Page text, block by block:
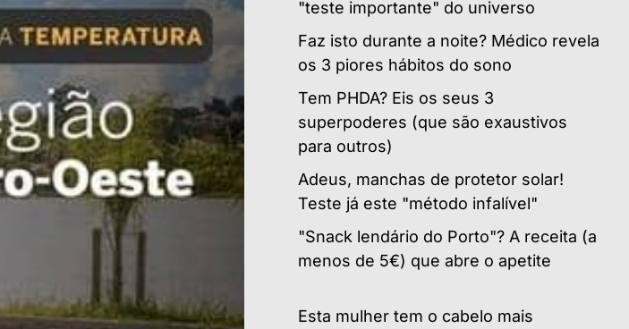
"teste importante" do universo
Faz isto durante a noite? Médico revela
os 3 piores hábitos do sono
Tem PHDA? Eis os seus 3
superpoderes (que são exaustivos
para outros)
Adeus, manchas de protetor solar!
Teste já este "método infalível"
"Snack lendário do Porto"? A receita (a
menos de 5€) que abre o apetite
Esta mulher tem o cabelo mais